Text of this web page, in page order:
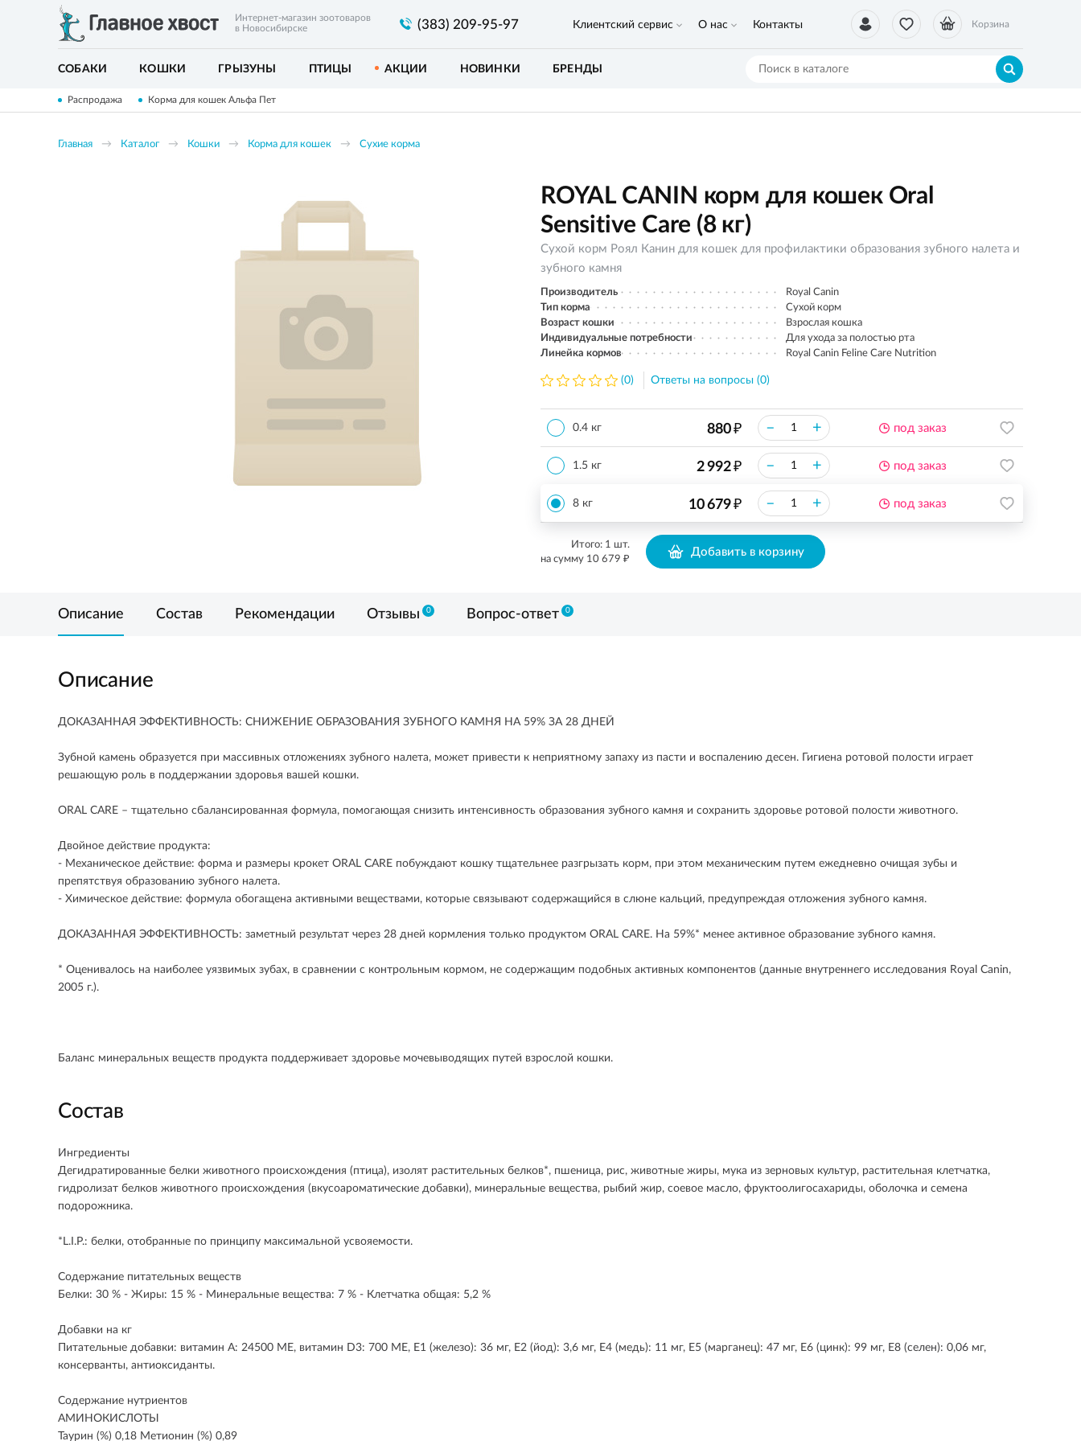
Интернет-магазин зоотоваров
в Новосибирске
(383) 209-95-97 Корзина
Клиентский сервис О нас Контакты
СОБАКИ КОШКИ ГРЫЗУНЫ ПТИЦЫ АКЦИИ НОВИНКИ БРЕНДЫ
Распродажа Корма для кошек Альфа Пет
Главная Каталог Кошки Корма для кошек Сухие корма
ROYAL CANIN корм для кошек Oral
Sensitive Care (8 кг)
Сухой корм Роял Канин для кошек для профилактики образования зубного налета и
зубного камня
Производитель
Royal Canin
Тип корма
Сухой корм
Возраст кошки
Взрослая кошка
Индивидуальные потребности
Для ухода за полостью рта
Линейка кормов
Royal Canin Feline Care Nutrition
(0) Ответы на вопросы (0)
0.4 кг 880₽ – + под заказ
1.5 кг 2 992₽ – + под заказ
8 кг 10 679₽ – + под заказ
Итого: 1 шт.
на сумму 10 679 ₽ Добавить в корзину
Описание Состав Рекомендации Отзывы 0 Вопрос-ответ 0
Описание
ДОКАЗАННАЯ ЭФФЕКТИВНОСТЬ: СНИЖЕНИЕ ОБРАЗОВАНИЯ ЗУБНОГО КАМНЯ НА 59% ЗА 28 ДНЕЙ
Зубной камень образуется при массивных отложениях зубного налета, может привести к неприятному запаху из пасти и воспалению десен. Гигиена ротовой полости играет
решающую роль в поддержании здоровья вашей кошки.
ORAL CARE – тщательно сбалансированная формула, помогающая снизить интенсивность образования зубного камня и сохранить здоровье ротовой полости животного.
Двойное действие продукта:
- Механическое действие: форма и размеры крокет ORAL CARE побуждают кошку тщательнее разгрызать корм, при этом механическим путем ежедневно очищая зубы и
препятствуя образованию зубного налета.
- Химическое действие: формула обогащена активными веществами, которые связывают содержащийся в слюне кальций, предупреждая отложения зубного камня.
ДОКАЗАННАЯ ЭФФЕКТИВНОСТЬ: заметный результат через 28 дней кормления только продуктом ORAL CARE. На 59%* менее активное образование зубного камня.
* Оценивалось на наиболее уязвимых зубах, в сравнении с контрольным кормом, не содержащим подобных активных компонентов (данные внутреннего исследования Royal Canin,
2005 г.).
Баланс минеральных веществ продукта поддерживает здоровье мочевыводящих путей взрослой кошки.
Состав
Ингредиенты
Дегидратированные белки животного происхождения (птица), изолят растительных белков*, пшеница, рис, животные жиры, мука из зерновых культур, растительная клетчатка,
гидролизат белков животного происхождения (вкусоароматические добавки), минеральные вещества, рыбий жир, соевое масло, фруктоолигосахариды, оболочка и семена
подорожника.
*L.I.P.: белки, отобранные по принципу максимальной усвояемости.
Содержание питательных веществ
Белки: 30 % - Жиры: 15 % - Минеральные вещества: 7 % - Клетчатка общая: 5,2 %
Добавки на кг
Питательные добавки: витамин A: 24500 МЕ, витамин D3: 700 МЕ, E1 (железо): 36 мг, E2 (йод): 3,6 мг, E4 (медь): 11 мг, E5 (марганец): 47 мг, E6 (цинк): 99 мг, E8 (селен): 0,06 мг,
консерванты, антиоксиданты.
Содержание нутриентов
АМИНОКИСЛОТЫ
Таурин (%) 0,18 Метионин (%) 0,89